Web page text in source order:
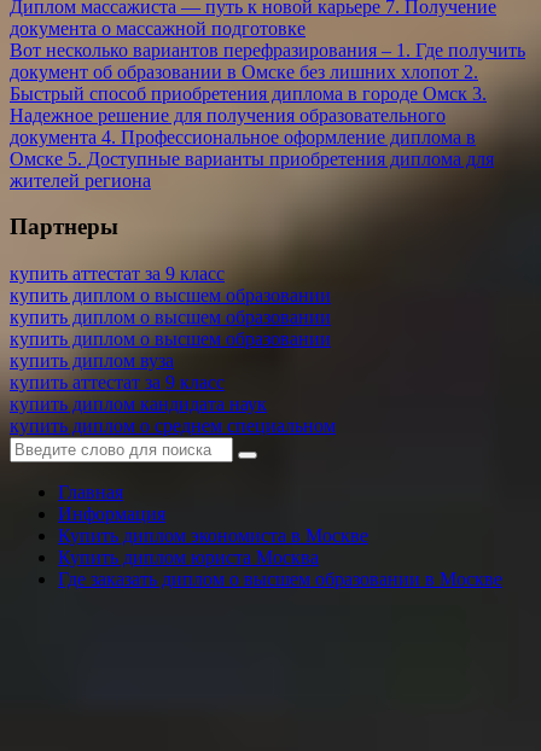
Диплом массажиста — путь к новой карьере 7. Получение
документа о массажной подготовке
Вот несколько вариантов перефразирования – 1. Где получить
документ об образовании в Омске без лишних хлопот 2.
Быстрый способ приобретения диплома в городе Омск 3.
Надежное решение для получения образовательного
документа 4. Профессиональное оформление диплома в
Омске 5. Доступные варианты приобретения диплома для
жителей региона
Партнеры
купить аттестат за 9 класс
купить диплом о высшем образовании
купить диплом о высшем образовании
купить диплом о высшем образовании
купить диплом вуза
купить аттестат за 9 класс
купить диплом кандидата наук
купить диплом о среднем специальном
Главная
Информация
Купить диплом экономиста в Москве
Купить диплом юриста Москва
Где заказать диплом о высшем образовании в Москве